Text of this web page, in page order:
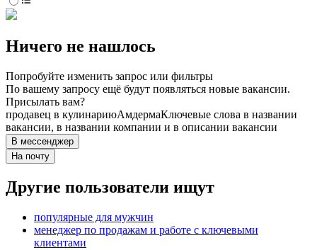
Ничего не нашлось
Попробуйте изменить запрос или фильтры
По вашему запросу ещё будут появляться новые вакансии.
Присылать вам?
продавец в кулинариюАмдермаКлючевые слова в названии
вакансии, в названии компании и в описании вакансии
В мессенджер
На почту
Другие пользователи ищут
популярные для мужчин
менеджер по продажам и работе с ключевыми
клиентами